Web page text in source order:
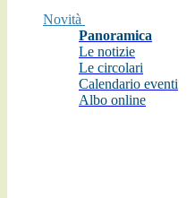
Novità
Panoramica
Le notizie
Le circolari
Calendario eventi
Albo online